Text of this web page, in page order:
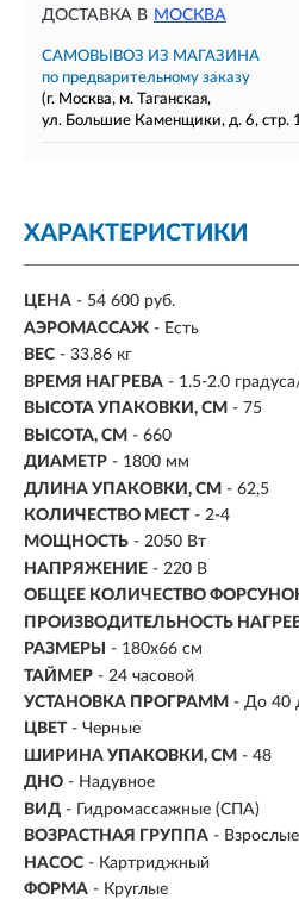
ДОСТАВКА В МОСКВА
САМОВЫВОЗ ИЗ МАГАЗИНА
по предварительному заказу
(г. Москва, м. Таганская,
ул. Большие Каменщики, д. 6, стр.
ХАРАКТЕРИСТИКИ
ЦЕНА - 54 600 руб.
АЭРОМАССАЖ - Есть
ВЕС - 33.86 кг
ВРЕМЯ НАГРЕВА - 1.5-2.0
ВЫСОТА УПАКОВКИ, СМ - 75
ВЫСОТА, СМ - 660
ДИАМЕТР - 1800 мм
ДЛИНА УПАКОВКИ, СМ - 62,5
КОЛИЧЕСТВО МЕСТ - 2-4
МОЩНОСТЬ - 2050 Вт
НАПРЯЖЕНИЕ - 220 В
ОБЩЕЕ КОЛИЧЕСТВО
ПРОИЗВОДИТЕЛЬНОСТЬ
РАЗМЕРЫ
- 180х66 см
ТАЙМЕР - 24 часовой
УСТАНОВКА ПРОГРАММ - До 40
ЦВЕТ - Черные
ШИРИНА УПАКОВКИ, СМ - 48
ДНО - Надувное
ВИД - Гидромассажные (СПА)
ВОЗРАСТНАЯ ГРУППА - Взрослые
НАСОС - Картриджный
ФОРМА - Круглые